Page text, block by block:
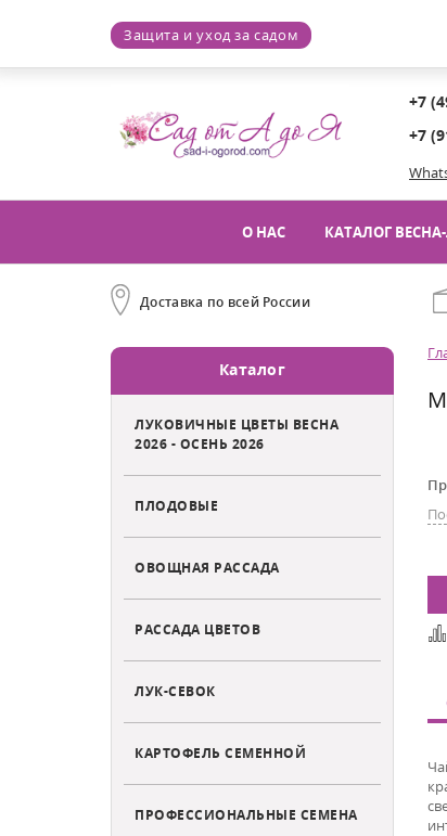
Защита и уход за садом
+7
+7
О НАС КАТАЛОГ ВЕСНА-
Доставка по всей России
Каталог
ЛУКОВИЧНЫЕ ЦВЕТЫ ВЕСНА
2026 - ОСЕНЬ 2026
ПЛОДОВЫЕ
ОВОЩНАЯ РАССАДА
РАССАДА ЦВЕТОВ
ЛУК-СЕВОК
КАРТОФЕЛЬ СЕМЕННОЙ
ПРОФЕССИОНАЛЬНЫЕ СЕМЕНА